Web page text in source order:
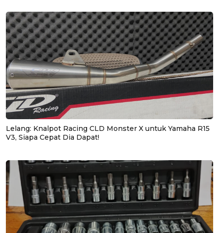
Lelang: Knalpot Racing CLD Monster X untuk Yamaha R15
V3, Siapa Cepat Dia Dapat!